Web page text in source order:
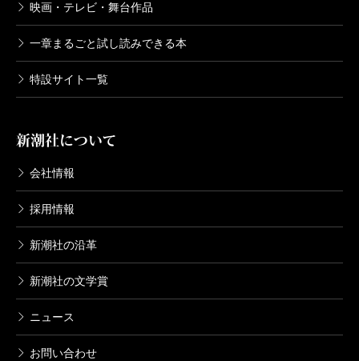
映画・テレビ・舞台作品
一章まるごと試し読みできる本
特設サイト一覧
新潮社について
会社情報
採用情報
新潮社の沿革
新潮社の文学賞
ニュース
お問い合わせ